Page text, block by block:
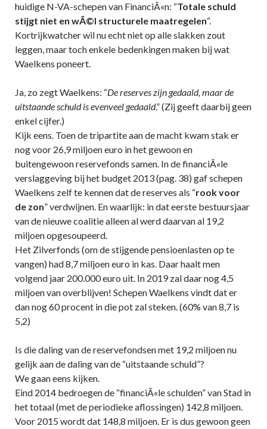
huidige N-VA-schepen van FinanciÃ«n: “Totale schuld
stijgt niet en wÃ©l structurele maatregelen“.
Kortrijkwatcher wil nu echt niet op alle slakken zout
leggen, maar toch enkele bedenkingen maken bij wat
Waelkens poneert.
Ja, zo zegt Waelkens: “De reserves zijn gedaald, maar de
uitstaande schuld is evenveel gedaald.” (Zij geeft daarbij geen
enkel cijfer.)
Kijk eens. Toen de tripartite aan de macht kwam stak er
nog voor 26,9 miljoen euro in het gewoon en
buitengewoon reservefonds samen. In de financiÃ«le
verslaggeving bij het budget 2013 (pag. 38) gaf schepen
Waelkens zelf te kennen dat de reserves als “rook voor
de zon” verdwijnen. En waarlijk: in dat eerste bestuursjaar
van de nieuwe coalitie alleen al werd daarvan al 19,2
miljoen opgesoupeerd.
Het Zilverfonds (om de stijgende pensioenlasten op te
vangen) had 8,7 miljoen euro in kas. Daar haalt men
volgend jaar 200.000 euro uit. In 2019 zal daar nog 4,5
miljoen van overblijven! Schepen Waelkens vindt dat er
dan nog 60 procent in die pot zal steken. (60% van 8,7 is
5,2)
Is die daling van de reservefondsen met 19,2 miljoen nu
gelijk aan de daling van de “uitstaande schuld”?
We gaan eens kijken.
Eind 2014 bedroegen de “financiÃ«le schulden” van Stad in
het totaal (met de periodieke aflossingen) 142,8 miljoen.
Voor 2015 wordt dat 148,8 miljoen. Er is dus gewoon geen